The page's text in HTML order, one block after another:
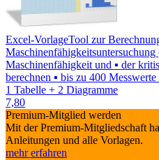
Excel-VorlageTool zur
Maschinenfähigkeit und ▪ der
berechnen ▪ bis zu 400
1 Tabelle + 2 Diagramme
7,80
Premium-Mitglied werden
Mit der Premium-Mitgliedschaft
Anleitungen und alle Vorlagen.
mehr erfahren